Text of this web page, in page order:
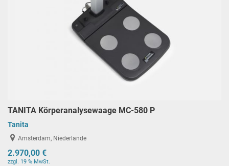
TANITA Körperanalysewaage MC-580 P
Tanita
Amsterdam, Niederlande
2.970,00 €
zzgl. 19 % MwSt.